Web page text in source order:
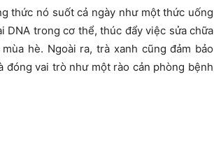
thức nó suốt cả ngày như một thức uống
DNA trong cơ thể, thúc đẩy việc sửa chữa
hè. Ngoài ra, trà xanh cũng đảm bảo
đóng vai trò như một rào cản phòng bệnh